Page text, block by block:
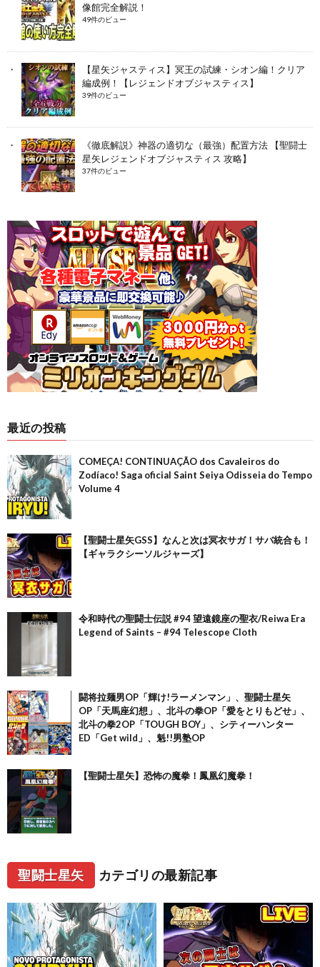
像館完全解説！
49件のビュー
【星矢ジャスティス】冥王の試練・シオン編！クリア
編成例！【レジェンドオブジャスティス】
39件のビュー
《徹底解説》神器の適切な（最強）配置方法 【聖闘士
星矢レジェンドオブジャスティス 攻略】
37件のビュー
最近の投稿
COMEÇA! CONTINUAÇÃO dos Cavaleiros do
Zodíaco! Saga oficial Saint Seiya Odisseia do Tempo
Volume 4
【聖闘士星矢GSS】なんと次は冥衣サガ！サバ統合も！
【ギャラクシーソルジャーズ】
令和時代の聖闘士伝説 #94 望遠鏡座の聖衣/Reiwa Era
Legend of Saints – #94 Telescope Cloth
闘将拉麺男OP「輝け!ラーメンマン」、聖闘士星矢
OP「天馬座幻想」、北斗の拳OP「愛をとりもどせ」、
北斗の拳2OP「TOUGH BOY」、シティーハンター
ED「Get wild」、魁!!男塾OP
【聖闘士星矢】恐怖の魔拳！鳳凰幻魔拳！
聖闘士星矢 カテゴリの最新記事